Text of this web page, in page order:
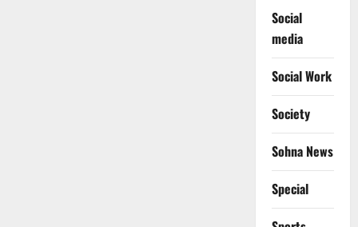
Social
media
Social Work
Society
Sohna News
Special